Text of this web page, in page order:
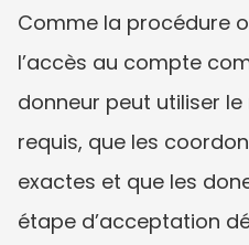
Comme la procédure
l’accès au compte
donneur peut utiliser
requis, que les
exactes et que les
étape d’acceptation